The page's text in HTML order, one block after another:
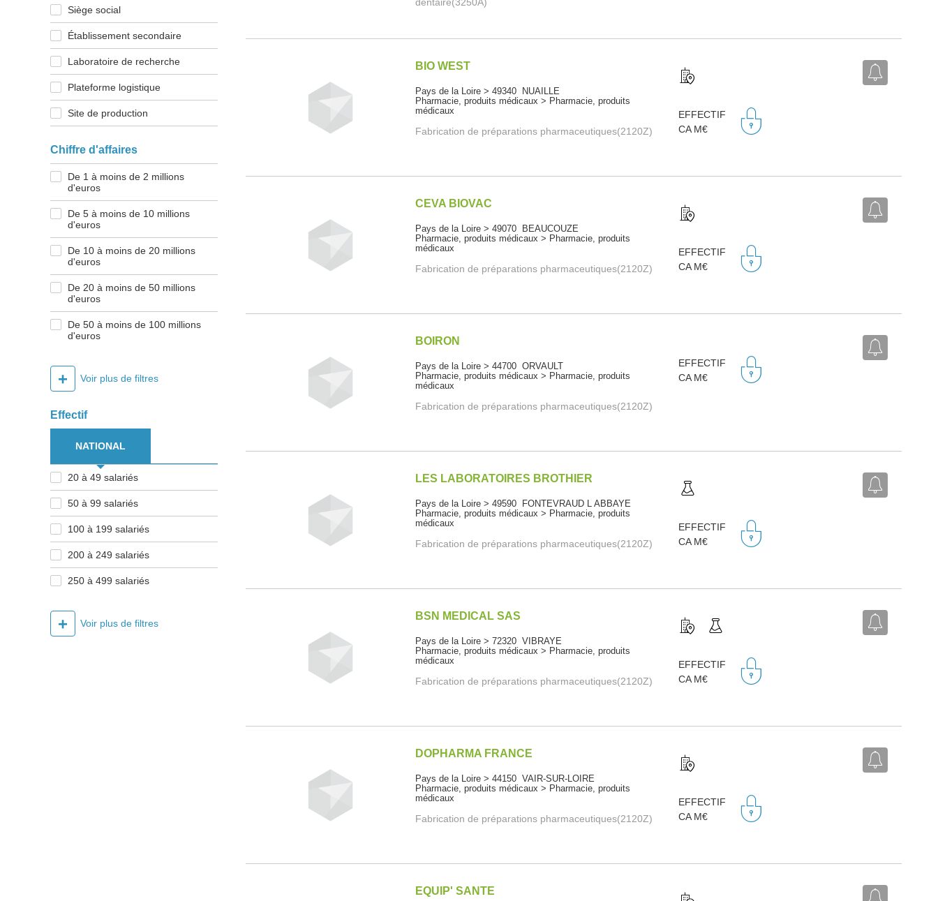
Siège social
Établissement secondaire
Laboratoire de recherche
Plateforme logistique
Site de production
Chiffre d'affaires
De 1 à moins de 2 millions
d'euros
De 5 à moins de 10 millions
d'euros
De 10 à moins de 20 millions
d'euros
De 20 à moins de 50 millions
d'euros
De 50 à moins de 100 millions
d'euros
+ Voir plus de filtres
Effectif
NATIONAL
20 à 49 salariés
50 à 99 salariés
100 à 199 salariés
200 à 249 salariés
250 à 499 salariés
+ Voir plus de filtres
dentaire(3250A)
BIO WEST
Pays de la Loire > 49340 NUAILLE
Pharmacie, produits médicaux > Pharmacie, produits
médicaux
Fabrication de préparations pharmaceutiques(2120Z)
EFFECTIF
CA M€
CEVA BIOVAC
Pays de la Loire > 49070 BEAUCOUZE
Pharmacie, produits médicaux > Pharmacie, produits
médicaux
Fabrication de préparations pharmaceutiques(2120Z)
EFFECTIF
CA M€
BOIRON
Pays de la Loire > 44700 ORVAULT
Pharmacie, produits médicaux > Pharmacie, produits
médicaux
Fabrication de préparations pharmaceutiques(2120Z)
EFFECTIF
CA M€
LES LABORATOIRES BROTHIER
Pays de la Loire > 49590 FONTEVRAUD L ABBAYE
Pharmacie, produits médicaux > Pharmacie, produits
médicaux
Fabrication de préparations pharmaceutiques(2120Z)
EFFECTIF
CA M€
BSN MEDICAL SAS
Pays de la Loire > 72320 VIBRAYE
Pharmacie, produits médicaux > Pharmacie, produits
médicaux
Fabrication de préparations pharmaceutiques(2120Z)
EFFECTIF
CA M€
DOPHARMA FRANCE
Pays de la Loire > 44150 VAIR-SUR-LOIRE
Pharmacie, produits médicaux > Pharmacie, produits
médicaux
Fabrication de préparations pharmaceutiques(2120Z)
EFFECTIF
CA M€
EQUIP' SANTE